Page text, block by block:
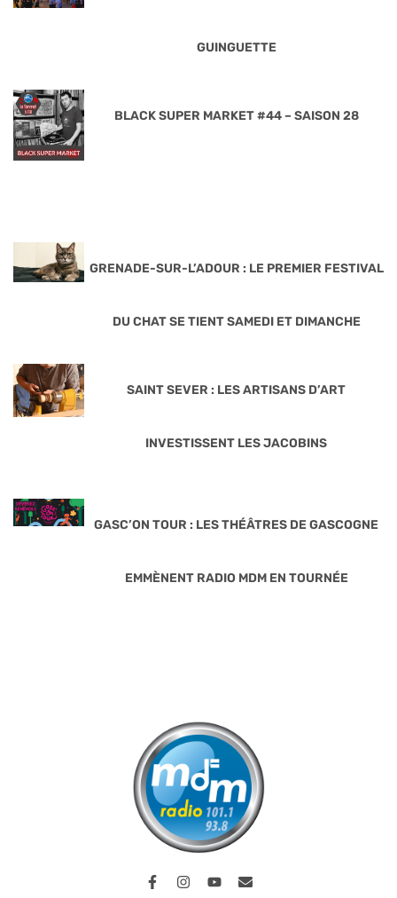
GUINGUETTE
BLACK SUPER MARKET #44 – SAISON 28
GRENADE-SUR-L’ADOUR : LE PREMIER FESTIVAL
DU CHAT SE TIENT SAMEDI ET DIMANCHE
SAINT SEVER : LES ARTISANS D’ART
INVESTISSENT LES JACOBINS
GASC’ON TOUR : LES THÉÂTRES DE GASCOGNE
EMMÈNENT RADIO MDM EN TOURNÉE